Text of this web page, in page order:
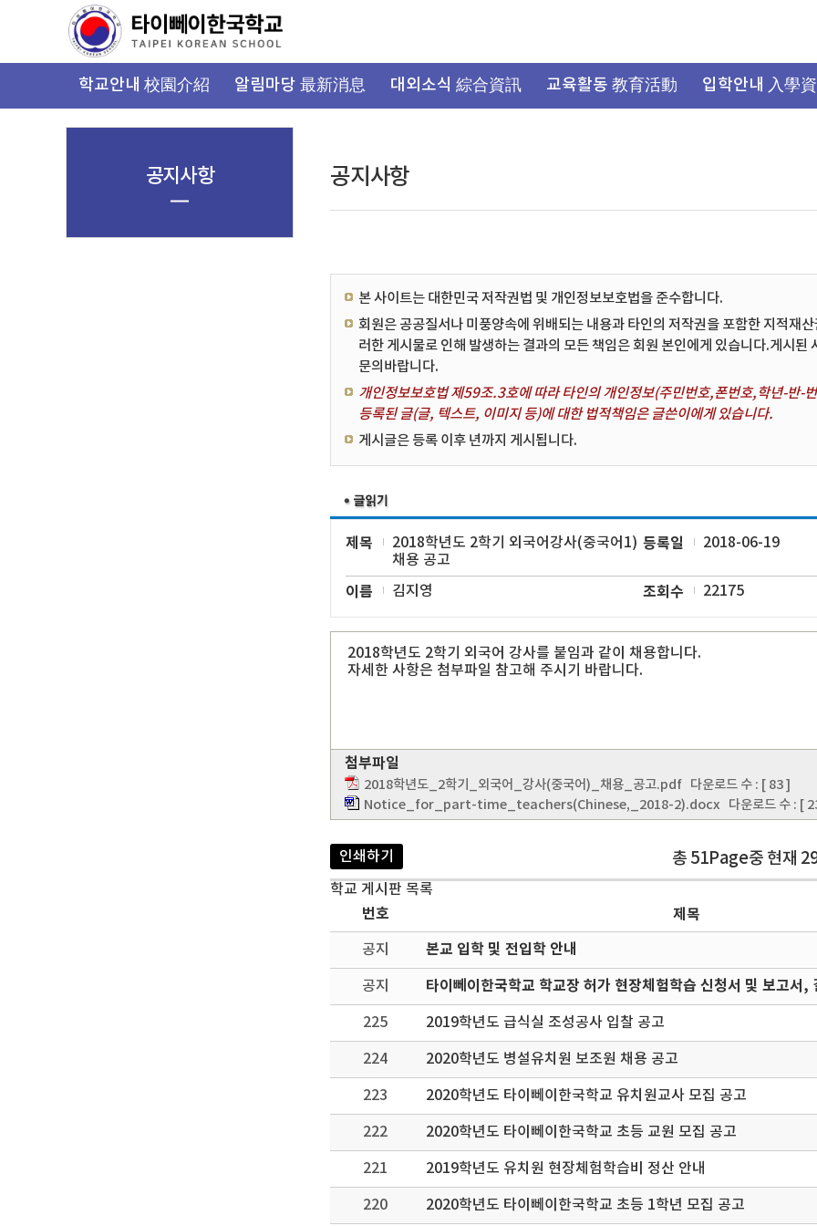
뉴
학교안내 校園介紹 알림마당 最新消息 대외소식 綜合資訊 교육활동 教育活動 입학안내 入學
공지사항
본 사이트는 대한민국 저작권법 및 개인정보보호법을 준수합니다.
회원은 공공질서나 미풍양속에 위배되는 내용과 타인의 저작권을 포함한 지적재
러한 게시물로 인해 발생하는 결과의 모든 책임은 회원 본인에게 있습니다.게시
문의바랍니다.
개인정보보호법 제59조.3호에 따라 타인의 개인정보(주민번호,폰번호,학년-반-
등록된 글(글, 텍스트, 이미지 등)에 대한 법적책임은 글쓴이에게 있습니다.
게시글은 등록 이후 년까지 게시됩니다.
제목
2018학년도 2학기 외국어강사(중국어1)
채용 공고
등록일 2018-06-19
이름 김지영 조회수 22175
2018학년도 2학기 외국어 강사를 붙임과 같이 채용합니다.
자세한 사항은 첨부파일 참고해 주시기 바랍니다.
첨부파일
2018학년도_2학기_외국어_강사(중국어)_채용_공고.pdf 다운로드 수 : [ 83 ]
Notice_for_part-time_teachers(Chinese,_2018-2).docx 다운로드 수 : [
인쇄하기 총 51Page중 현재
학교 게시판 목록
번호 제목
공지 본교 입학 및 전입학 안내
공지 타이뻬이한국학교 학교장 허가 현장체험학습 신청서 및 보고서,
225 2019학년도 급식실 조성공사 입찰 공고
224 2020학년도 병설유치원 보조원 채용 공고
223 2020학년도 타이뻬이한국학교 유치원교사 모집 공고
222 2020학년도 타이뻬이한국학교 초등 교원 모집 공고
221 2019학년도 유치원 현장체험학습비 정산 안내
220 2020학년도 타이뻬이한국학교 초등 1학년 모집 공고
공지사항